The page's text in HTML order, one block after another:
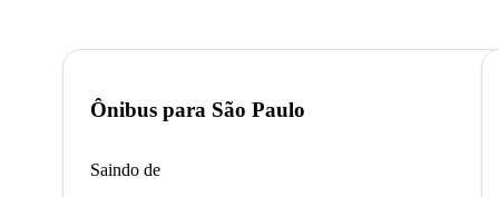
Ônibus para São Paulo
Saindo de